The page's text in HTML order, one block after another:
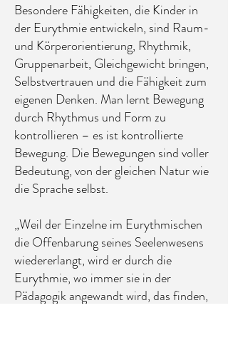
Besondere Fähigkeiten, die Kinder in
der Eurythmie entwickeln, sind Raum-
und Körperorientierung, Rhythmik,
Gruppenarbeit, Gleichgewicht bringen,
Selbstvertrauen und die Fähigkeit zum
eigenen Denken. Man lernt Bewegung
durch Rhythmus und Form zu
kontrollieren – es ist kontrollierte
Bewegung. Die Bewegungen sind voller
Bedeutung, von der gleichen Natur wie
die Sprache selbst.
„Weil der Einzelne im Eurythmischen
die Offenbarung seines Seelenwesens
wiedererlangt, wird er durch die
Eurythmie, wo immer sie in der
Pädagogik angewandt wird, das finden,